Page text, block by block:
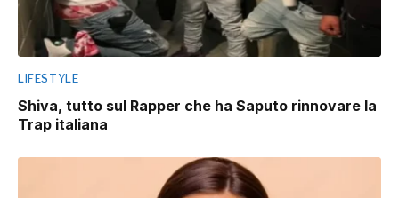
LIFESTYLE
Shiva, tutto sul Rapper che ha Saputo rinnovare la
Trap italiana